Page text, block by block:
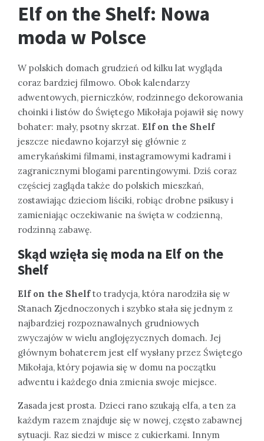
Elf on the Shelf: Nowa
moda w Polsce
W polskich domach grudzień od kilku lat wygląda
coraz bardziej filmowo. Obok kalendarzy
adwentowych, pierniczków, rodzinnego dekorowania
choinki i listów do Świętego Mikołaja pojawił się nowy
bohater: mały, psotny skrzat. Elf on the Shelf
jeszcze niedawno kojarzył się głównie z
amerykańskimi filmami, instagramowymi kadrami i
zagranicznymi blogami parentingowymi. Dziś coraz
częściej zagląda także do polskich mieszkań,
zostawiając dzieciom liściki, robiąc drobne psikusy i
zamieniając oczekiwanie na święta w codzienną,
rodzinną zabawę.
Skąd wzięła się moda na Elf on the
Shelf
Elf on the Shelfto tradycja, która narodziła się w
Stanach Zjednoczonych i szybko stała się jednym z
najbardziej rozpoznawalnych grudniowych
zwyczajów w wielu anglojęzycznych domach. Jej
głównym bohaterem jest elf wysłany przez Świętego
Mikołaja, który pojawia się w domu na początku
adwentu i każdego dnia zmienia swoje miejsce.
Zasada jest prosta. Dzieci rano szukają elfa, a ten za
każdym razem znajduje się w nowej, często zabawnej
sytuacji. Raz siedzi w misce z cukierkami. Innym